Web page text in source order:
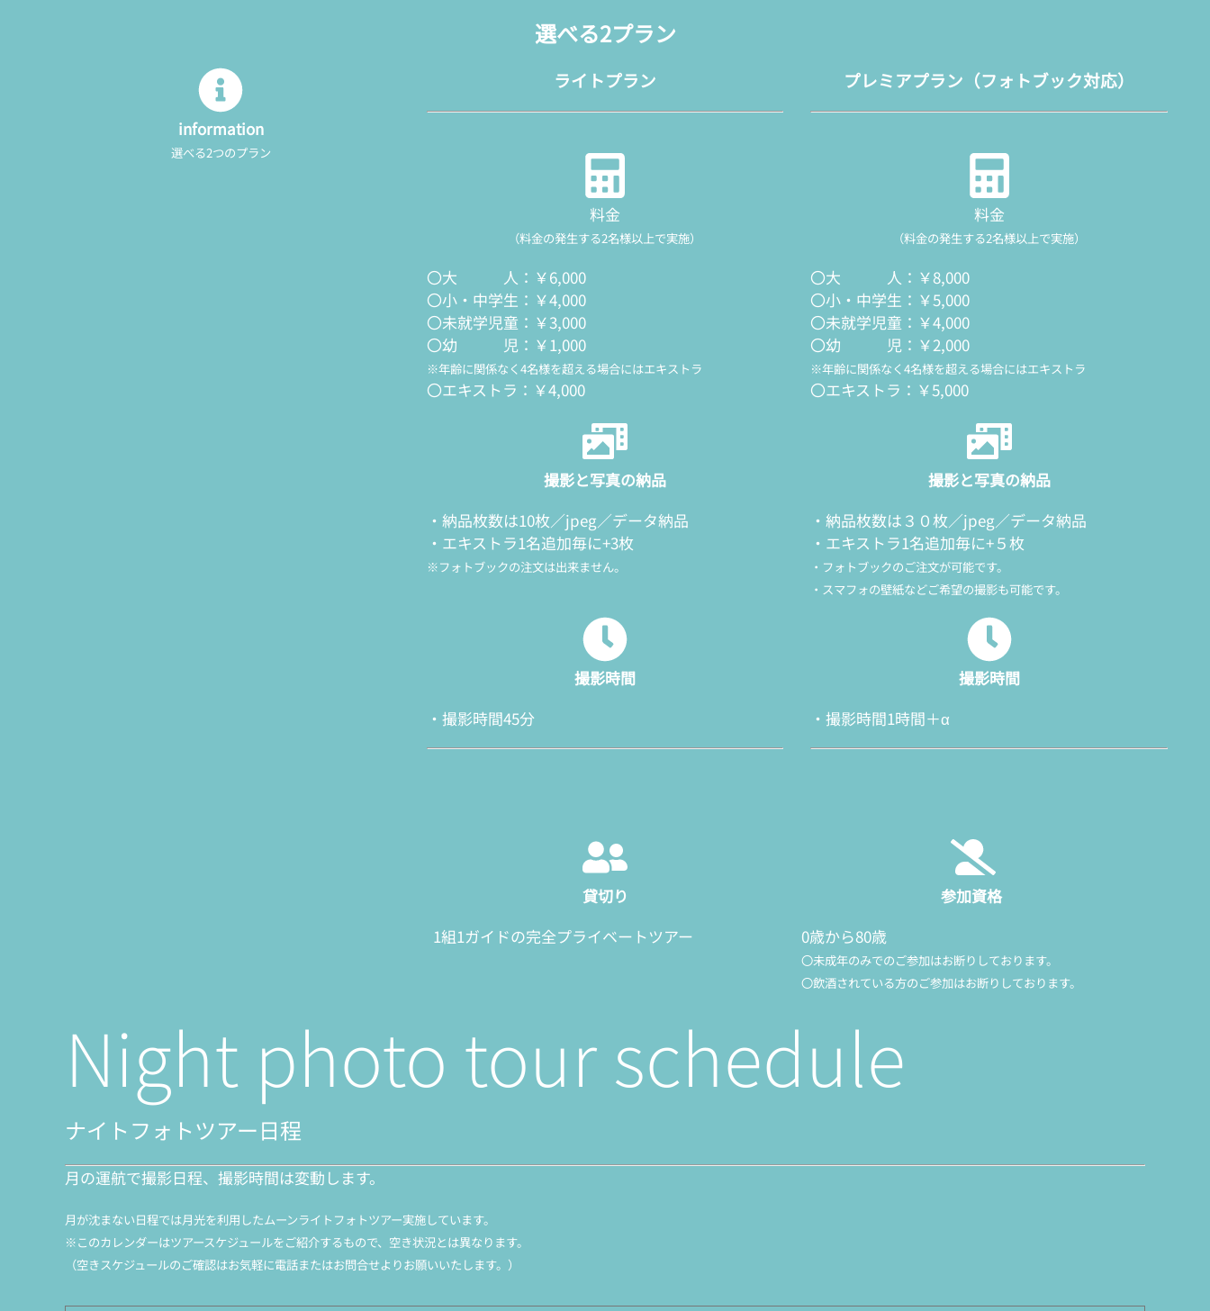
選べる2プラン
information
選べる2つのプラン
ライトプラン
料金
（料金の発生する2名様以上で実施）
〇大 人：￥6,000
〇小・中学生：￥4,000
〇未就学児童：￥3,000
〇幼 児：￥1,000
※年齢に関係なく4名様を超える場合にはエキストラ
〇エキストラ：￥4,000
撮影と写真の納品
・納品枚数は10枚／jpeg／データ納品
・エキストラ1名追加毎に+3枚
※フォトブックの注文は出来ません。
撮影時間
・撮影時間45分
プレミアプラン（フォトブック対応）
料金
（料金の発生する2名様以上で実施）
〇大 人：￥8,000
〇小・中学生：￥5,000
〇未就学児童：￥4,000
〇幼 児：￥2,000
※年齢に関係なく4名様を超える場合にはエキストラ
〇エキストラ：￥5,000
撮影と写真の納品
・納品枚数は３０枚／jpeg／データ納品
・エキストラ1名追加毎に+５枚
・フォトブックのご注文が可能です。
・スマフォの壁紙などご希望の撮影も可能です。
撮影時間
・撮影時間1時間＋α
貸切り
1組1ガイドの完全プライベートツアー
参加資格
0歳から80歳
〇未成年のみでのご参加はお断りしております。
〇飲酒されている方のご参加はお断りしております。
Night photo tour schedule
ナイトフォトツアー日程
月の運航で撮影日程、撮影時間は変動します。
月が沈まない日程では月光を利用したムーンライトフォトツアー実施しています。
※このカレンダーはツアースケジュールをご紹介するもので、空き状況とは異なります。
（空きスケジュールのご確認はお気軽に電話またはお問合せよりお願いいたします。）